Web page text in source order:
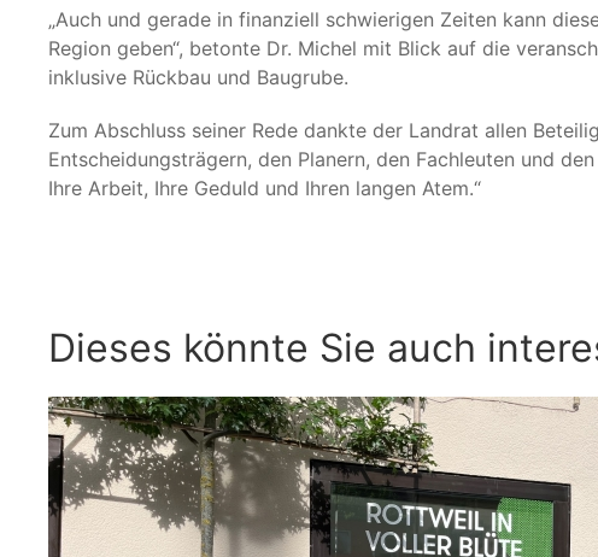
„Auch und gerade in finanziell schwierigen Zeiten kann
Region geben“, betonte Dr. Michel mit Blick auf die
inklusive Rückbau und Baugrube.
Zum Abschluss seiner Rede dankte der Landrat allen
Entscheidungsträgern, den Planern, den Fachleuten und
Ihre Arbeit, Ihre Geduld und Ihren langen Atem.“
Dieses könnte Sie auch